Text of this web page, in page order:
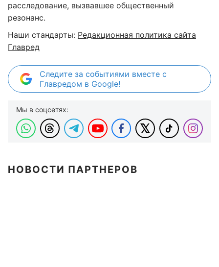
расследование, вызвавшее общественный
резонанс.
Наши стандарты: Редакционная политика сайта
Главред
Следите за событиями вместе с
Главредом в Google!
Мы в соцсетях:
НОВОСТИ ПАРТНЕРОВ